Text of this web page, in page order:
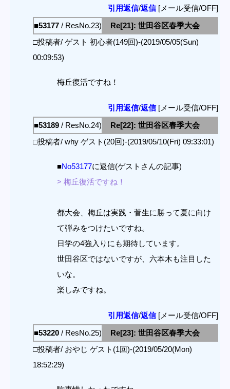
引用返信/返信[メール受信/OFF]
■53177 / ResNo.23)
Re[21]: 世田谷区春季大会
□投稿者/ ゲスト 初心者(149回)-(2019/05/05(Sun)
00:09:53)
梅丘復活ですね！
引用返信/返信[メール受信/OFF]
■53189 / ResNo.24)
Re[22]: 世田谷区春季大会
□投稿者/ why ゲスト(20回)-(2019/05/10(Fri) 09:33:01)
■No53177に返信(ゲストさんの記事)
> 梅丘復活ですね！
都大会、梅丘は実践・菅生に勝って夏に向け
て弾みをつけたいですね。
日学の4強入りにも期待しています。
世田谷区ではないですが、六本木も注目した
いな。
楽しみですね。
引用返信/返信[メール受信/OFF]
■53220 / ResNo.25)
Re[23]: 世田谷区春季大会
□投稿者/ おやじ ゲスト(1回)-(2019/05/20(Mon)
18:52:29)